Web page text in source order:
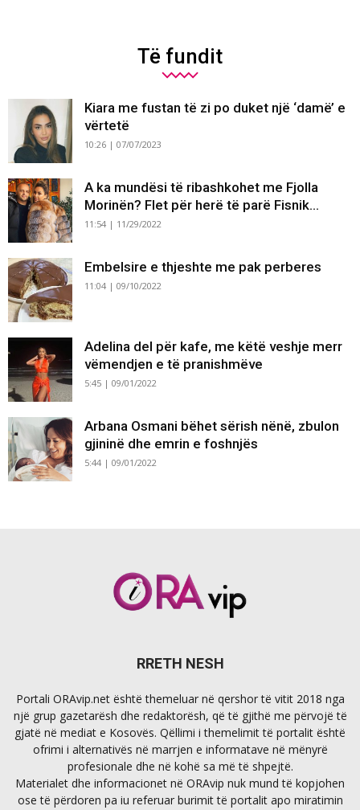
Të fundit
Kiara me fustan të zi po duket një ‘damë’ e
vërtetë
10:26 | 07/07/2023
A ka mundësi të ribashkohet me Fjolla
Morinën? Flet për herë të parë Fisnik...
11:54 | 11/29/2022
Embelsire e thjeshte me pak perberes
11:04 | 09/10/2022
Adelina del për kafe, me këtë veshje merr
vëmendjen e të pranishmëve
5:45 | 09/01/2022
Arbana Osmani bëhet sërish nënë, zbulon
gjininë dhe emrin e foshnjës
5:44 | 09/01/2022
RRETH NESH
Portali ORAvip.net është themeluar në qershor të vitit 2018 nga
një grup gazetarësh dhe redaktorësh, që të gjithë me përvojë të
gjatë në mediat e Kosovës. Qëllimi i themelimit të portalit është
ofrimi i alternativës në marrjen e informatave në mënyrë
profesionale dhe në kohë sa më të shpejtë.
Materialet dhe informacionet në ORAvip nuk mund të kopjohen
ose të përdoren pa iu referuar burimit të portalit apo miratimin